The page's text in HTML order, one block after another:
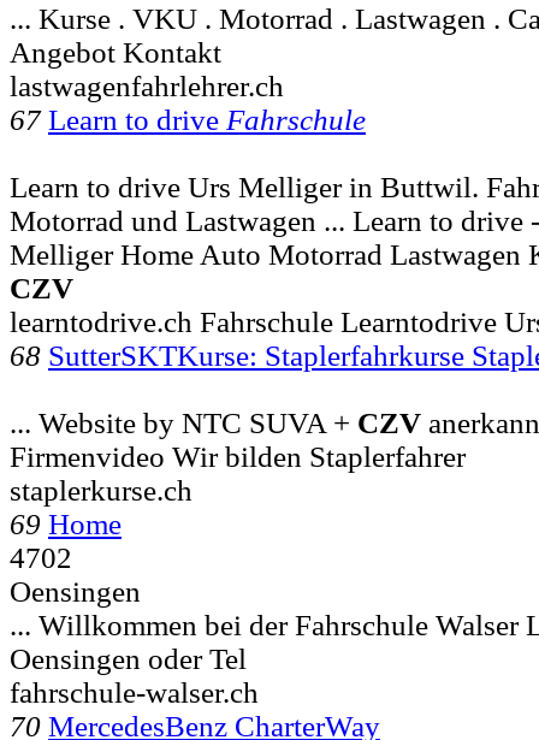
... Kurse . VKU . Motorrad . Lastwagen .
Angebot Kontakt
lastwagenfahrlehrer.ch
67 Learn to drive Fahrschule
Learn to drive Urs Melliger in Buttwil.
Motorrad und Lastwagen ... Learn to drive
Melliger Home Auto Motorrad Lastwagen
CZV
learntodrive.ch Fahrschule Learntodrive
68 SutterSKTKurse: Staplerfahrkurse
... Website by NTC SUVA + CZV
Firmenvideo Wir bilden Staplerfahrer
staplerkurse.ch
69 Home
4702
Oensingen
... Willkommen bei der Fahrschule Walser
Oensingen oder Tel
fahrschule-walser.ch
70 MercedesBenz CharterWay